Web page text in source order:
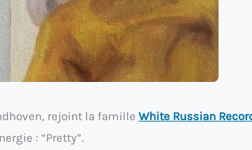
rejoint la famille White Russian
: “Pretty”.